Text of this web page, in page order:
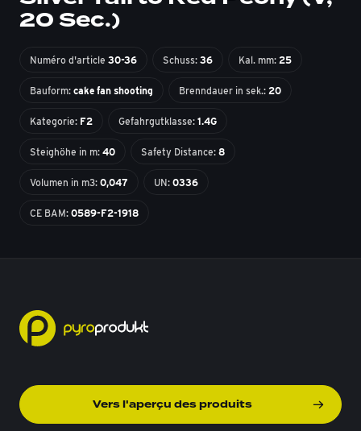
20 Sec.)
Numéro d'article 30-36 Schuss: 36 Kal. mm: 25
Bauform: cake fan shooting Brenndauer in sek.: 20
Kategorie: F2 Gefahrgutklasse: 1.4G
Steighöhe in m: 40 Safety Distance: 8
Volumen in m3: 0,047 UN: 0336
CE BAM: 0589-F2-1918
Vers l'aperçu des produits